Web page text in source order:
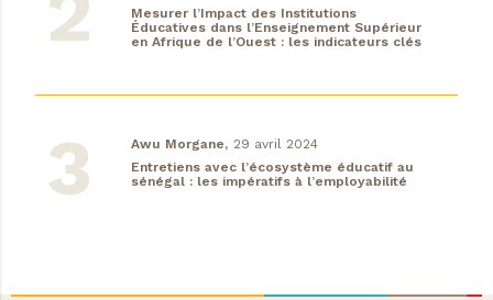
Mesurer l’Impact des Institutions
Éducatives dans l’Enseignement Supérieur
en Afrique de l’Ouest : les indicateurs clés
Awu Morgane, 29 avril 2024
Entretiens avec l’écosystème éducatif au
sénégal : les impératifs à l’employabilité